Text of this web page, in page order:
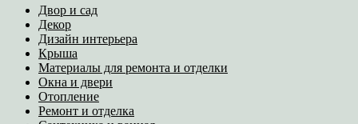
Двор и сад
Декор
Дизайн интерьера
Крыша
Материалы для ремонта и отделки
Окна и двери
Отопление
Ремонт и отделка